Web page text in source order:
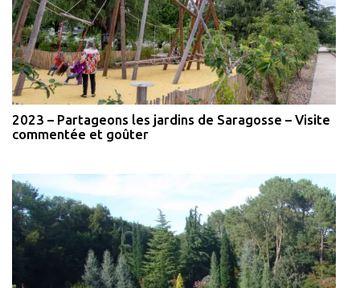
2023 – Partageons les jardins de Saragosse – Visite
commentée et goûter